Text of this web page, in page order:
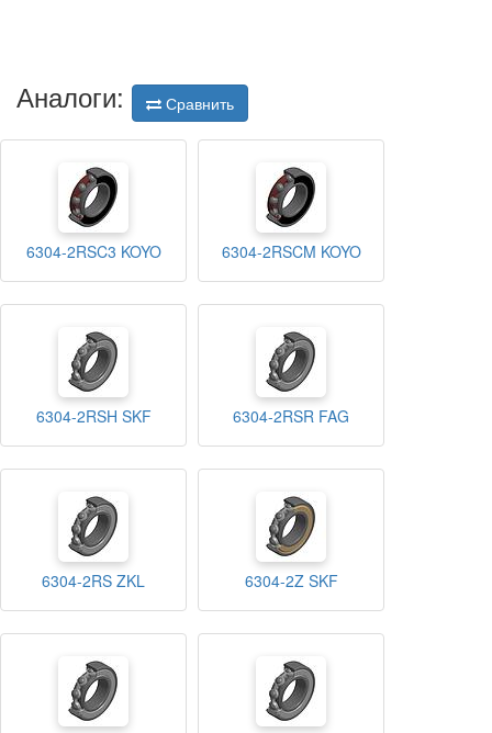
Аналоги: Сравнить
6304-2RSC3 KOYO 6304-2RSCM KOYO
6304-2RSH SKF 6304-2RSR FAG
6304-2RS ZKL 6304-2Z SKF